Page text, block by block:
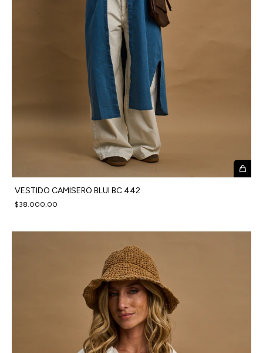
VESTIDO CAMISERO BLUI BC 442
$38.000,00